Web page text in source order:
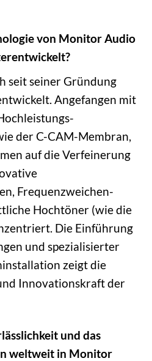
von Monitor Audio
seit seiner Gründung
Angefangen mit
der C-CAM-Membran,
auf die Verfeinerung
Frequenzweichen-
Hochtöner (wie die
Die Einführung
und spezialisierter
zeigt die
Innovationskraft der
und das
weltweit in Monitor